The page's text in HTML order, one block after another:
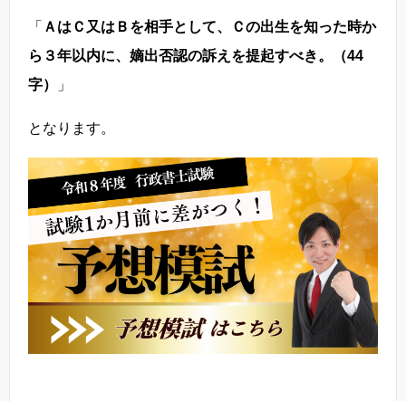
「 ＡはＣ又はＢを相手として、Ｃの出生を知った時か
ら３年以内に、嫡出否認の訴えを提起すべき。（44
字）
」
となります。